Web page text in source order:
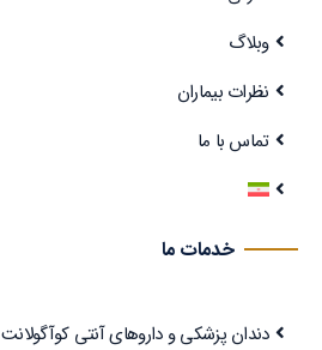
وبلاگ
نظرات بیماران
تماس با ما
خدمات ما
دندان پزشکی و داروهای آنتی کوآگولانت